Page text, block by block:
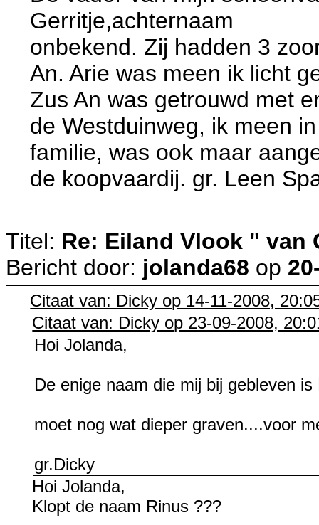
Gerritje,achternaam
onbekend. Zij hadden 3
An. Arie was meen ik licht
Zus An was getrouwd met
de Westduinweg, ik meen
familie, was ook maar
de koopvaardij. gr. Leen
Titel: Re: Eiland Vlook " van
Bericht door: jolanda68 op
Citaat van: Dicky op 14-11-2008,
Citaat van: Dicky op 23-09-2008,
Hoi Jolanda,
De enige naam die mij bij gebleven
moet nog wat dieper graven....voor
gr.Dicky
Hoi Jolanda,
Klopt de naam Rinus ???